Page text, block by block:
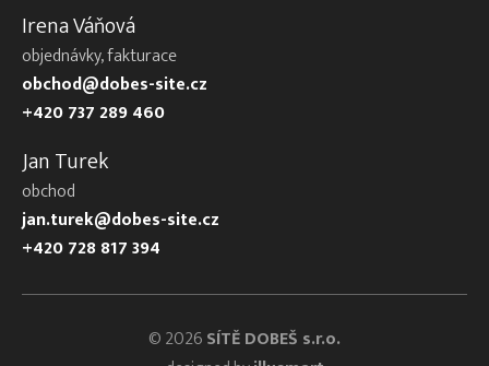
Irena Váňová
objednávky, fakturace
obchod@dobes-site.cz
+420 737 289 460
Jan Turek
obchod
jan.turek@dobes-site.cz
+420 728 817 394
© 2026SÍTĚ DOBEŠ s.r.o.